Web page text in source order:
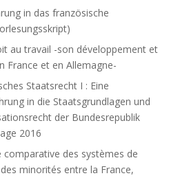
in das französische
au travail -son développement et
France et en Allemagne-
Staatsrecht I : Eine
in die Staatsgrundlagen und
der Bundesrepublik
2016
comparative des systèmes de
minorités entre la France,